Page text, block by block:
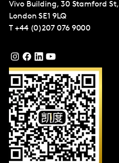
Vivo Building, 30 Stamford St,
London SE1 9LQ
T +44 (0)207 076 9000